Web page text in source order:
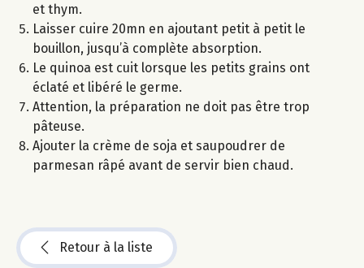
et thym.
Laisser cuire 20mn en ajoutant petit à petit le
bouillon, jusqu’à complète absorption.
Le quinoa est cuit lorsque les petits grains ont
éclaté et libéré le germe.
Attention, la préparation ne doit pas être trop
pâteuse.
Ajouter la crème de soja et saupoudrer de
parmesan râpé avant de servir bien chaud.
Retour à la liste